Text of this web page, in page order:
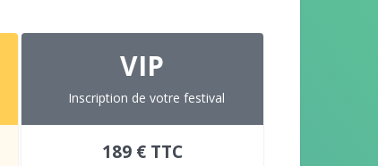
VIP
Inscription de votre festival
189 € TTC